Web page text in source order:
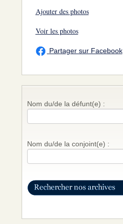
Ajouter des photos
Voir les photos
Partager sur Facebook
Nom du/de la défunt(e) :
Nom du/de la conjoint(e) :